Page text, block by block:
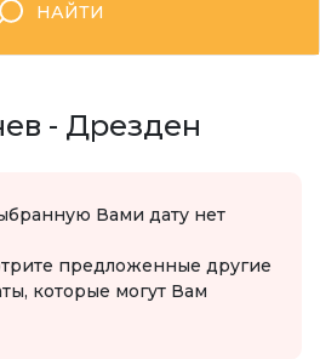
НАЙТИ
- Дрезден
Вами дату нет
предложенные другие
которые могут Вам